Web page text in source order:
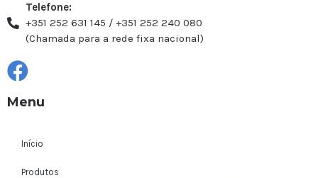
Telefone:
+351 252 631 145 / +351 252 240 080
(Chamada para a rede fixa nacional)
Menu
Início
Produtos